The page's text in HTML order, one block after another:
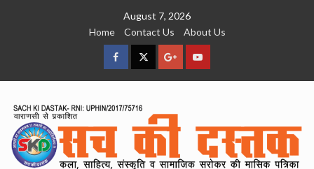
August 7, 2026
Home
Contact Us About Us
facebookTwitterGoogleYouTube